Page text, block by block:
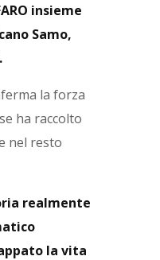
insieme
Samo,
la forza
ha raccolto
nel resto
realmente
la vita